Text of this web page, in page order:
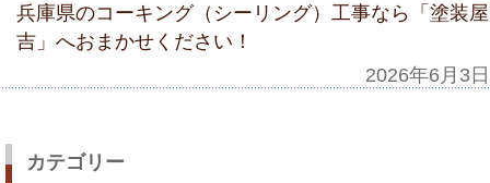
兵庫県のコーキング（シーリング）工事なら「塗装屋
吉」へおまかせください！
2026年6月3日
カテゴリー